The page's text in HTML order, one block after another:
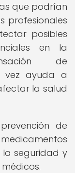
que podrían
profesionales
posibles
en la
de
vez ayuda a
la salud
de
seguridad y